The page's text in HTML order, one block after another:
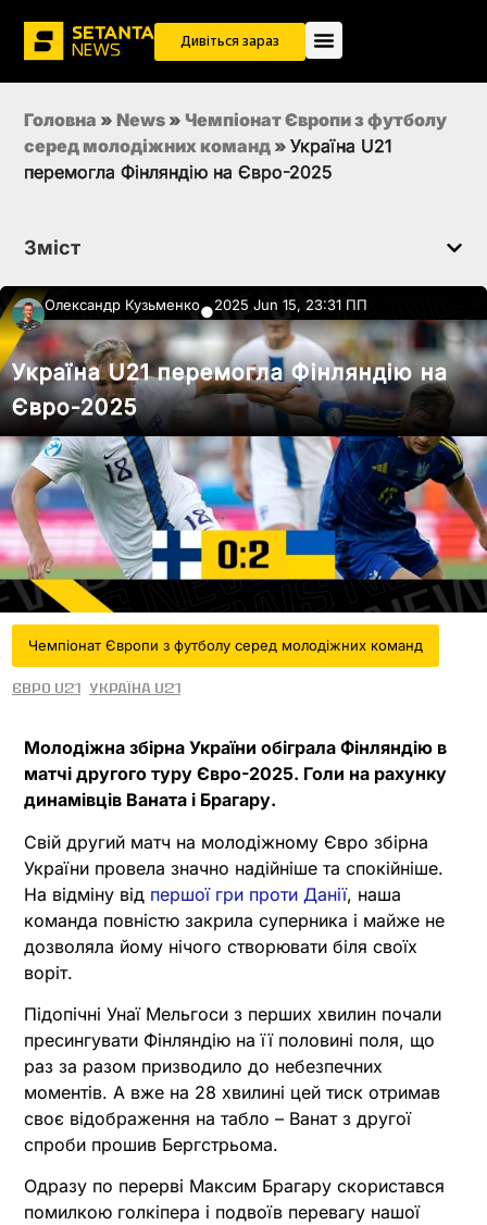
Дивіться зараз
Головна » News » Чемпіонат Європи з футболу
серед молодіжних команд » Україна U21
перемогла Фінляндію на Євро-2025
Зміст
Олександр Кузьменко●2025 Jun 15, 23:31 ПП
Україна U21 перемогла Фінляндію на
Євро-2025
Чемпіонат Європи з футболу серед молодіжних команд
Євро U21 Україна U21
Молодіжна збірна України обіграла Фінляндію в
матчі другого туру Євро-2025. Голи на рахунку
динамівців Ваната і Брагару.
Свій другий матч на молодіжному Євро збірна
України провела значно надійніше та спокійніше.
На відміну від першої гри проти Данії, наша
команда повністю закрила суперника і майже не
дозволяла йому нічого створювати біля своїх
воріт.
Підопічні Унаї Мельгоси з перших хвилин почали
пресингувати Фінляндію на її половині поля, що
раз за разом призводило до небезпечних
моментів. А вже на 28 хвилині цей тиск отримав
своє відображення на табло – Ванат з другої
спроби прошив Бергстрьома.
Одразу по перерві Максим Брагару скористався
помилкою голкіпера і подвоїв перевагу нашої